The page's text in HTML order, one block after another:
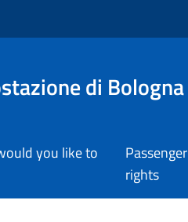
di Bologna
you like to
Passenger
rights